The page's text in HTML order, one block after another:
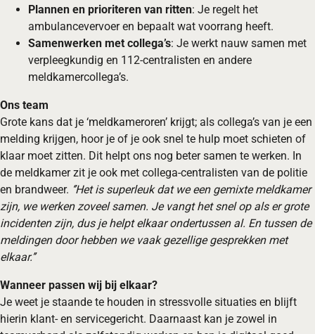
Plannen en prioriteren van ritten: Je regelt het
ambulancevervoer en bepaalt wat voorrang heeft.
Samenwerken met collega’s: Je werkt nauw samen met
verpleegkundig en 112-centralisten en andere
meldkamercollega’s.
Ons team
Grote kans dat je ‘meldkameroren’ krijgt; als collega’s van je een
melding krijgen, hoor je of je ook snel te hulp moet schieten of
klaar moet zitten. Dit helpt ons nog beter samen te werken. In
de meldkamer zit je ook met collega-centralisten van de politie
en brandweer. ‘’Het is superleuk dat we een gemixte meldkamer
zijn, we werken zoveel samen. Je vangt het snel op als er grote
incidenten zijn, dus je helpt elkaar ondertussen al. En tussen de
meldingen door hebben we vaak gezellige gesprekken met
elkaar.’’
Wanneer passen wij bij elkaar?
Je weet je staande te houden in stressvolle situaties en blijft
hierin klant- en servicegericht. Daarnaast kan je zowel in